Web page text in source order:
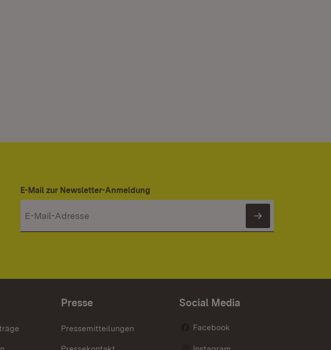
E-Mail zur Newsletter-Anmeldung
Newsletter
Presse
Pressemitteilungen
Social Media
Facebook